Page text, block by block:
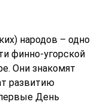
народов – одно
финно-угорской
Они знакомят
развитию
День